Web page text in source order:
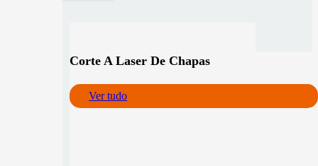
Corte A Laser De Chapas
Ver tudo